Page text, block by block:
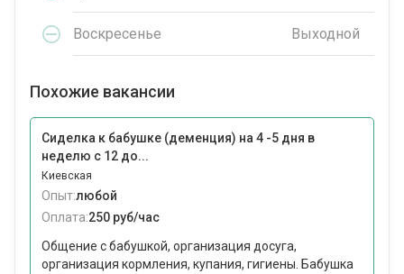
Воскресенье Выходной
Похожие вакансии
Сиделка к бабушке (деменция) на 4 -5 дня в
неделю с 12 до...
Киевская
Опыт:любой
Оплата:250 руб/час
Общение с бабушкой, организация досуга,
организация кормления, купания, гигиены. Бабушка